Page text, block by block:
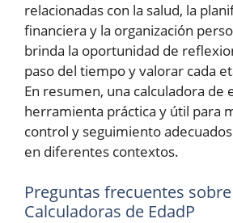
relacionadas con la salud, la
financiera y la organización
brinda la oportunidad de
paso del tiempo y valorar cada
En resumen, una calculadora de
herramienta práctica y útil para
control y seguimiento
en diferentes contextos.
Preguntas frecuentes
Calculadoras de EdadP